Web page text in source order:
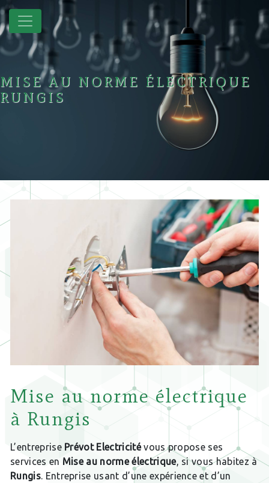
Panneau de gestion des cookies
MISE AU NORME ÉLECTRIQUE
RUNGIS
Mise au norme électrique
à Rungis
L’entreprise Prévot Electricitévous propose ses
services en Mise au norme électrique, si vous habitez à
Rungis. Entreprise usant d’une expérience et d’un